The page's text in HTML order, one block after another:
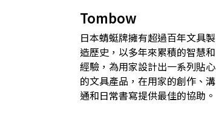
Tombow
日本蜻蜓牌擁有超過百年文具製
造歷史，以多年來累積的智慧和
經驗，為用家設計出一系列貼心
的文具產品，在用家的創作、溝
通和日常書寫提供最佳的協助。